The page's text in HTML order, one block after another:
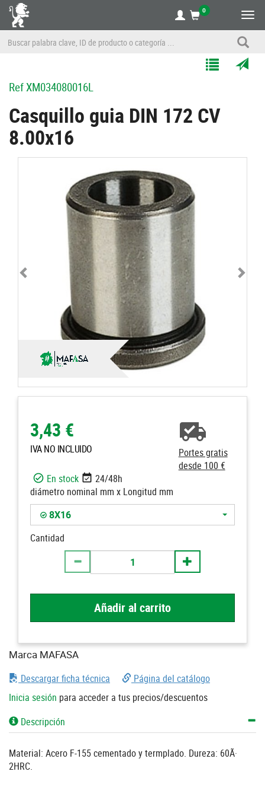
0
Listas
RefXM034080016L
Casquillo guia DIN 172 CV
8.00x16
3,43 €
IVA NO INCLUIDO
Portes gratis
desde 100 €
En stock
24/48h
diámetro nominal mm x Longitud mm
8X16
Cantidad
Añadir al carrito
Marca MAFASA
Descargar ficha técnica
Página del catálogo
Inicia sesión para acceder a tus precios/descuentos
Descripción
Material: Acero F-155 cementado y termplado. Dureza: 60Ã·
2HRC.